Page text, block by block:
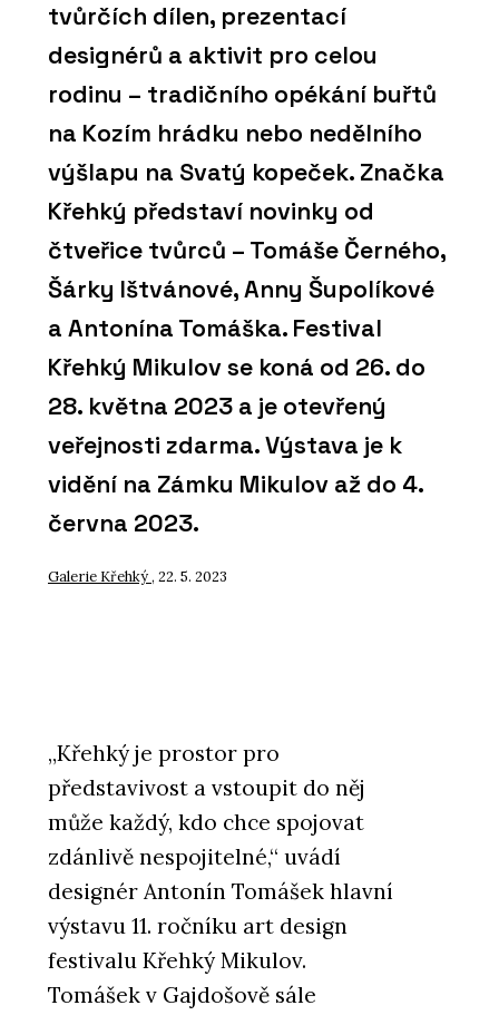
tvůrčích dílen, prezentací
designérů a aktivit pro celou
rodinu – tradičního opékání buřtů
na Kozím hrádku nebo nedělního
výšlapu na Svatý kopeček. Značka
Křehký představí novinky od
čtveřice tvůrců – Tomáše Černého,
Šárky Ištvánové, Anny Šupolíkové
a Antonína Tomáška. Festival
Křehký Mikulov se koná od 26. do
28. května 2023 a je otevřený
veřejnosti zdarma. Výstava je k
vidění na Zámku Mikulov až do 4.
června 2023.
Galerie Křehký , 22. 5. 2023
„Křehký je prostor pro
představivost a vstoupit do něj
může každý, kdo chce spojovat
zdánlivě nespojitelné,“ uvádí
designér Antonín Tomášek hlavní
výstavu 11. ročníku art design
festivalu Křehký Mikulov.
Tomášek v Gajdošově sále